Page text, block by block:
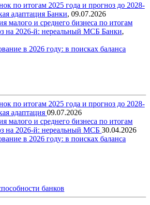
по итогам 2025 года и прогноз до 2028-
адаптация Банки, 09.07.2026
малого и среднего бизнеса по итогам
на 2026-й: нереальный МСБ Банки,
в 2026 году: в поисках баланса
по итогам 2025 года и прогноз до 2028-
адаптация 09.07.2026
малого и среднего бизнеса по итогам
на 2026-й: нереальный МСБ 30.04.2026
в 2026 году: в поисках баланса
банков